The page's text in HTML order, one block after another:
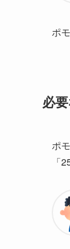
ポ
必
ポ
「